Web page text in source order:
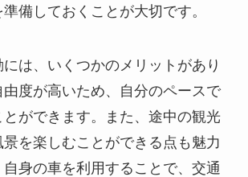
備しておくことが大切です。
は、いくつかのメリットがあり
由度が高いため、自分のペースで
ができます。また、途中の観光
を楽しむことができる点も魅力
身の車を利用することで、交通